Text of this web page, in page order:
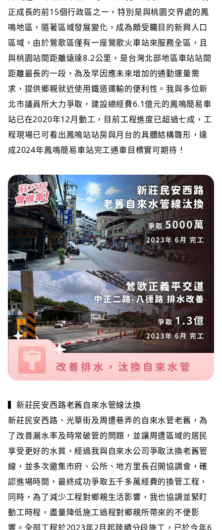
正成長的前15個行政區之一，特別是與桃園交界處的鳳
鳴地區，隨著區域發展變化，成為頗受矚目的新興人口
區域，由於鶯歌區僅有一座鶯歌火車站來服務全區，且
與桃園站間距離遠達8.2公里，是台灣北部地區車站站間
距離最長的一段，為及早因應未來增加的通勤運量需
求，提供鄉親就近使用鐵道運輸的便利性。我與多位新
北市議員所大力爭取，建設總經費6.1億元的鳳鳴簡易車
站已在2020年12月動工，目前工程進度已超過七成，工
程現場已可看出鳳鳴站站房與月台的具體結構雛形，達
成2024年鳳鳴簡易車站完工通車目標實可期待！
▍新莊民安西路老舊自來水管線汰換
新莊民安西路、光華街及周遭巷弄的自來水管老舊，為
了改善漏水率及時常破管的問題，並讓周遭區域的居民
享受更好的水質，經過我與自來水公司爭取汰換老舊管
線，並多次邀集市府、公所、地方里長召開協調會，確
認進場時間，最終成功爭取五千多萬經費的換管工程，
同時，為了減少工程對鄉親生活影響，我也協調並緊盯
動工時程，盡量降低施工過程對鄉親所帶來的不便影
響。全部工程於2023年2月起陸續分段施工，已於今年6